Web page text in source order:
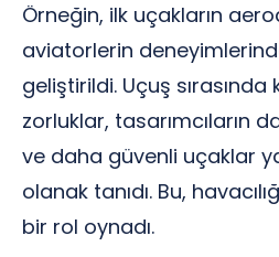
Örneğin, ilk uçakların
aviatorlerin
geliştirildi. Uçuş sırasında
zorluklar, tasarımcıların
ve daha güvenli uçaklar
olanak tanıdı. Bu,
bir rol oynadı.